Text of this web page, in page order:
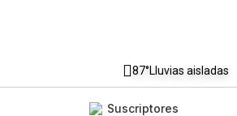
87°Lluvias aisladas
Suscriptores